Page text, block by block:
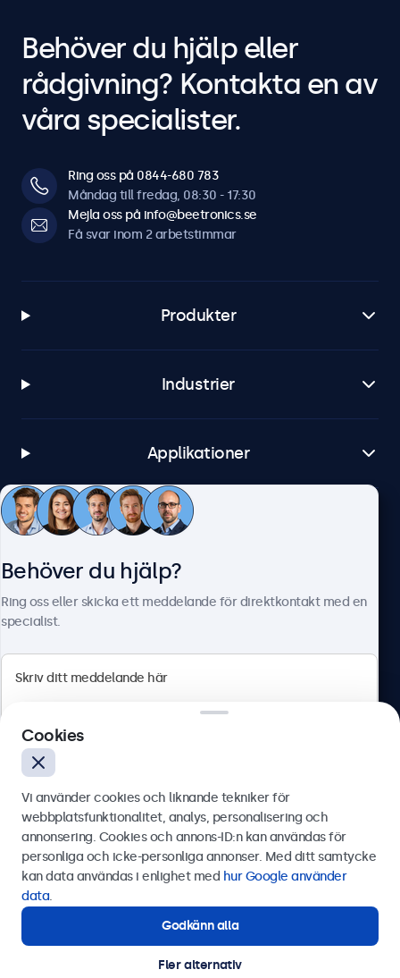
Behöver du hjälp eller
rådgivning? Kontakta en av
våra specialister.
Ring oss på 0844-680 783
Måndag till fredag, 08:30 - 17:30
Mejla oss på info@beetronics.se
Få svar inom 2 arbetstimmar
Produkter
Industrier
Applikationer
Kundtjänst
Olof Palmesgata 29, Stockholm, 111 22, Sverige
Svenska
© 2026 Beetronics
Behöver du hjälp?
Ring oss eller skicka ett meddelande för direktkontakt med en
specialist.
Skicka
Kontakta våra experter.
Cookies
Vi använder cookies och liknande tekniker för
webbplatsfunktionalitet, analys, personalisering och
annonsering. Cookies och annons-ID:n kan användas för
personliga och icke-personliga annonser. Med ditt samtycke
kan data användas i enlighet med hur Google använder
data.
Godkänn alla
Fler alternativ